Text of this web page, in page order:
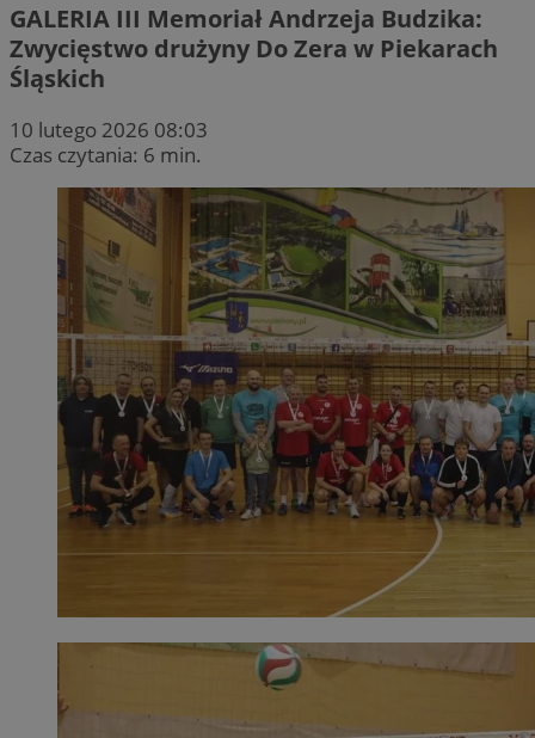
GALERIA III Memoriał Andrzeja Budzika:
Zwycięstwo drużyny Do Zera w Piekarach
Śląskich
10 lutego 2026 08:03
Czas czytania: 6 min.